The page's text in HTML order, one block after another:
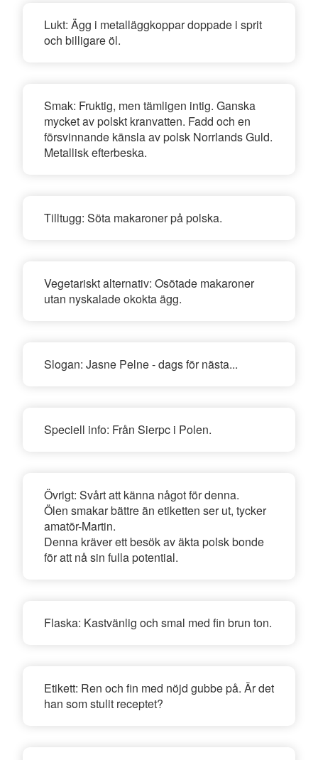
Lukt: Ägg i metalläggkoppar doppade i sprit
och billigare öl.
Smak: Fruktig, men tämligen intig. Ganska
mycket av polskt kranvatten. Fadd och en
försvinnande känsla av polsk Norrlands Guld.
Metallisk efterbeska.
Tilltugg: Söta makaroner på polska.
Vegetariskt alternativ: Osötade makaroner
utan nyskalade okokta ägg.
Slogan: Jasne Pelne - dags för nästa...
Speciell info: Från Sierpc i Polen.
Övrigt: Svårt att känna något för denna.
Ölen smakar bättre än etiketten ser ut, tycker
amatör-Martin.
Denna kräver ett besök av äkta polsk bonde
för att nå sin fulla potential.
Flaska: Kastvänlig och smal med fin brun ton.
Etikett: Ren och fin med nöjd gubbe på. Är det
han som stulit receptet?